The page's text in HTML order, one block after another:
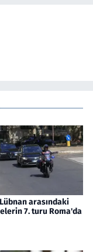
arasındaki
7. turu Roma'da